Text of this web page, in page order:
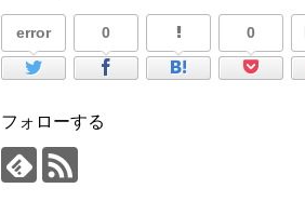
ー
error 0 0
フォローする